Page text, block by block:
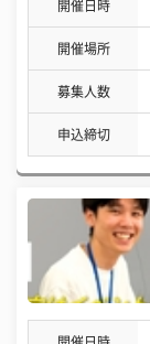
開催日時
開催場所
募集人数
申込締切